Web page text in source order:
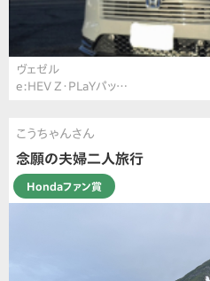
ヴェゼル
e:HEV Z・PLaYパッ…
こうちゃんさん
念願の夫婦二人旅行
Hondaファン賞